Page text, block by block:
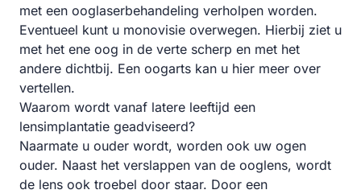
met een ooglaserbehandeling verholpen worden.
Eventueel kunt u monovisie overwegen. Hierbij ziet u
met het ene oog in de verte scherp en met het
andere dichtbij. Een oogarts kan u hier meer over
vertellen.
Waarom wordt vanaf latere leeftijd een
lensimplantatie geadviseerd?
Naarmate u ouder wordt, worden ook uw ogen
ouder. Naast het verslappen van de ooglens, wordt
de lens ook troebel door staar. Door een